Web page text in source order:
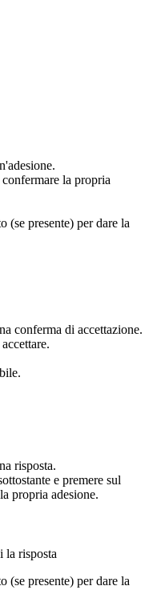
la propria
(se presente) per dare la
conferma di accettazione.
risposta.
e premere sul
propria adesione.
la risposta
(se presente) per dare la